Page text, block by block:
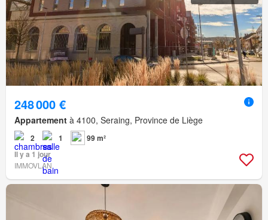
248 000 €
Appartement à 4100, Seraing, Province de Liège
2 1
99 m²
Il y a 1 jour
IMMOVLAN